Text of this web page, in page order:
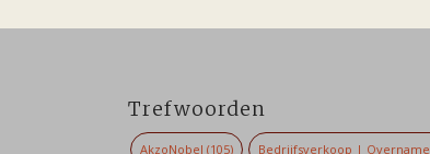
Trefwoorden
AkzoNobel (105) Bedrijfsverkoop | Overname